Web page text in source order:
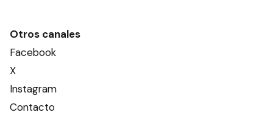
Otros canales
Facebook
X
Instagram
Contacto